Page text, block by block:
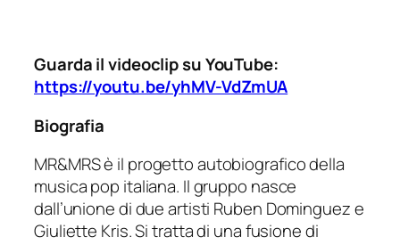
Guarda il videoclip su YouTube:
https://youtu.be/yhMV-VdZmUA
Biografia
MR&MRS è il progetto autobiografico della
musica pop italiana. Il gruppo nasce
dall’unione di due artisti Ruben Dominguez e
Giuliette Kris. Si tratta di una fusione di